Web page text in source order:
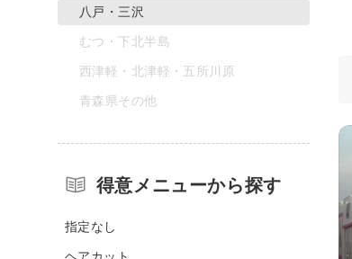
八戸・三沢
むつ・下北半島
西津軽・北津軽・五所川原
青森県その他
得意メニューから探す
指定なし
ヘアカット